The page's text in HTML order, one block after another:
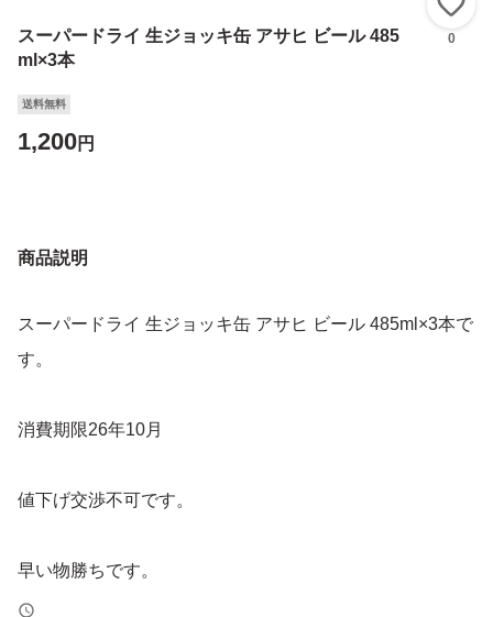
スーパードライ 生ジョッキ缶 アサヒ ビール 485
ml×3本
0
送料無料
1,200円
商品説明
スーパードライ 生ジョッキ缶 アサヒ ビール 485ml×3本で
す。
消費期限26年10月
値下げ交渉不可です。
早い物勝ちです。